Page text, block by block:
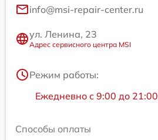
info@msi-repair-center.ru
ул. Ленина, 23
Адрес сервисного центра MSI
Режим работы:
Ежедневно с 9:00 до 21:00
Способы оплаты